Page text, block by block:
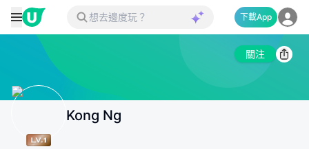
下載App
關注
Kong Ng